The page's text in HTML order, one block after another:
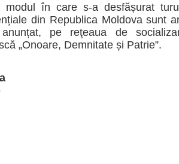
modul în care s-a desfășurat
din Republica Moldova sunt
pe reţeaua de
„Onoare, Demnitate și Patrie”.